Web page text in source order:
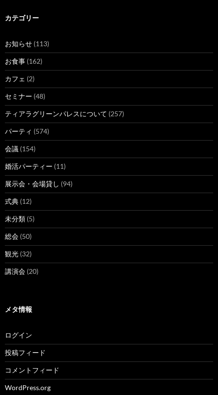
カテゴリー
お知らせ (113)
お食事 (162)
カフェ (2)
セミナー (48)
ティアラグリーンパレスについて (257)
パーティ (574)
会議 (154)
婚活パーティー (11)
展示会・会場貸し (94)
式典 (12)
未分類 (5)
総会 (50)
観光 (32)
講演会 (20)
メタ情報
ログイン
投稿フィード
コメントフィード
WordPress.org